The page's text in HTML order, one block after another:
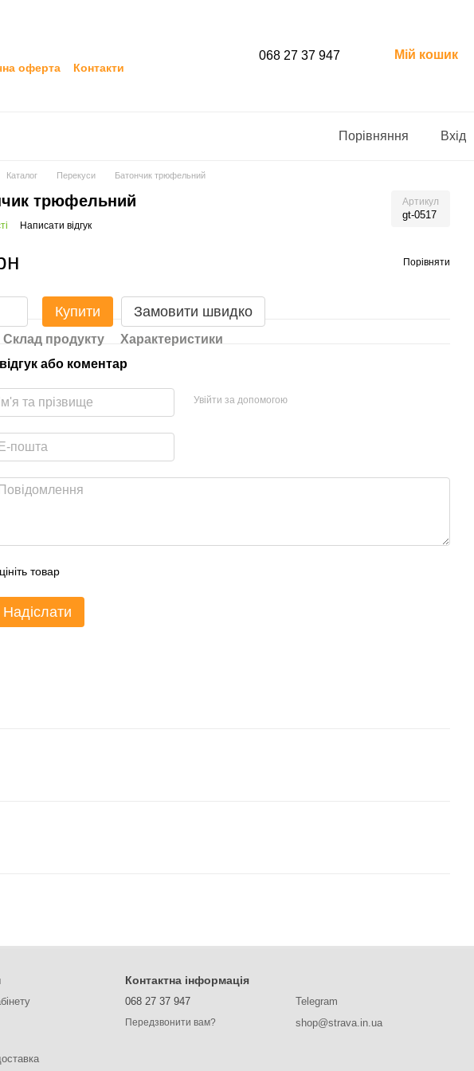
оферта Контакти
068 27 37 947 Мій кошик
Порівняння Вхід
Каталог Перекуси Батончик трюфельний
трюфельний Артикул
gt-0517
Написати відгук
Порівняти
Купити Замовити швидко
Склад продукту
Характеристики
або коментар
Увійти за допомогою
товар
Надіслати
Контактна інформація
068 27 37 947
Передзвонити вам?
Telegram
shop@strava.in.ua